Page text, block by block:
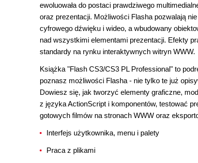
ewoluowała do postaci prawdziwego
oraz prezentacji. Możliwości Flasha pozwalają
cyfrowego dźwięku i wideo, a wbudowany
nad wszystkimi elementami prezentacji. Efekty
standardy na rynku interaktywnych witryn WWW.
Książka "Flash CS3/CS3 PL Professional" to
poznasz możliwości Flasha - nie tylko te już
Dowiesz się, jak tworzyć elementy graficzne,
z języka ActionScript i komponentów, testować
gotowych filmów na stronach WWW oraz
Interfejs użytkownika, menu i palety
Praca z plikami